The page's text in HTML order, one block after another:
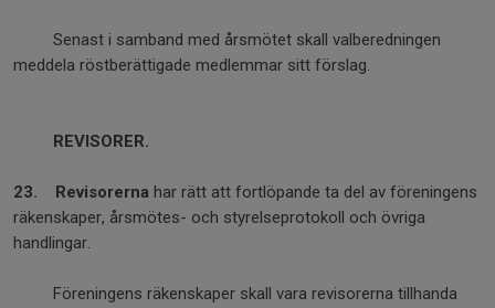
Senast i samband med årsmötet skall valberedningen
meddela röstberättigade medlemmar sitt förslag.
REVISORER.
23. Revisorerna har rätt att fortlöpande ta del av föreningens
räkenskaper, årsmötes- och styrelseprotokoll och övriga
handlingar.
Föreningens räkenskaper skall vara revisorerna tillhanda